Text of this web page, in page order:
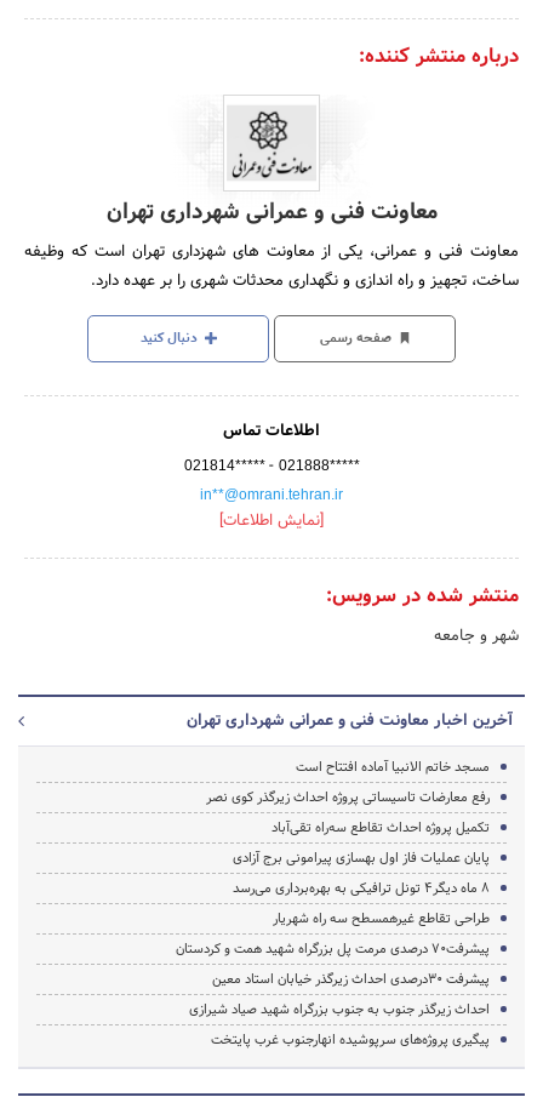
درباره منتشر کننده:
معاونت فنی و عمرانی شهرداری تهران
معاونت فنی و عمرانی، یکی از معاونت های شهزداری تهران است که وظیفه
ساخت، تجهیز و راه اندازی و نگهداری محدثات شهری را بر عهده دارد.
صفحه رسمی دنبال کنید
اطلاعات تماس
021814***** - 021888*****
in**@omrani.tehran.ir
[نمایش اطلاعات]
منتشر شده در سرویس:
شهر و جامعه
آخرین اخبار معاونت فنی و عمرانی شهرداری تهران
مسجد خاتم الانبیا آماده افتتاح است
رفع معارضات تاسیساتی پروژه احداث زیرگذر کوی نصر
تکمیل پروژه احداث تقاطع سه‌راه تقی‌آباد
پایان عملیات فاز اول بهسازی پیرامونی برج آزادی
8 ماه دیگر4 تونل ترافیکی به بهره‌برداری می‌رسد
طراحی تقاطع غیرهمسطح سه راه شهریار
پیشرفت70 درصدی مرمت پل بزرگراه‌ شهید همت و کردستان
پیشرفت 30درصدی احداث زیرگذر خیابان استاد معین
احداث زیرگذر جنوب به جنوب بزرگراه شهید صیاد شیرازی
پیگیری پروژه‌های سرپوشیده‌ انهارجنوب غرب پایتخت